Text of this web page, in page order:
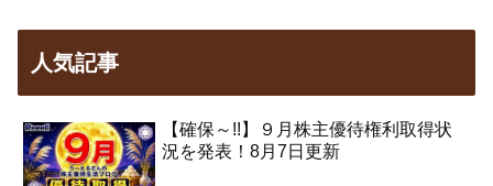
人気記事
【確保～!!】９月株主優待権利取得状
況を発表！8月7日更新